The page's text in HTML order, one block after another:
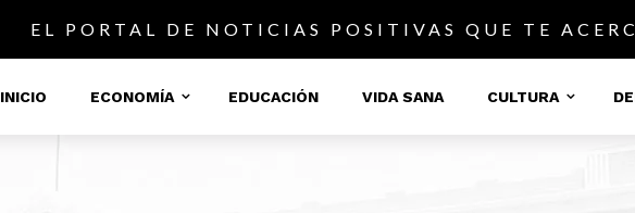
EL PORTAL DE NOTICIAS POSITIVAS QUE TE
INICIO ECONOMÍA EDUCACIÓN VIDA SANA CULTURA